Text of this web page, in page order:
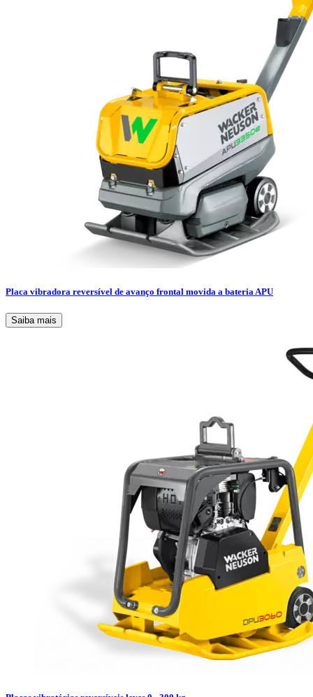
Placa vibradora reversível de avanço frontal movida a bateria APU
Saiba mais